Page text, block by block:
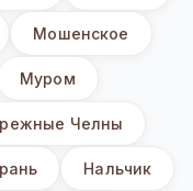
Мошенское
Муром
Челны
Нальчик